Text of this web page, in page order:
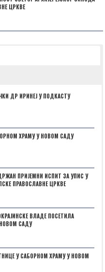
ЦРКВЕ
ДР ИРИНЕЈ У ПОДКАСТУ
ХРАМУ У НОВОМ САДУ
ПРИЈЕМНИ ИСПИТ ЗА УПИС У
ПРАВОСЛАВНЕ ЦРКВЕ
ВЛАДЕ ПОСЕТИЛА
САДУ
У САБОРНОМ ХРАМУ У НОВОМ